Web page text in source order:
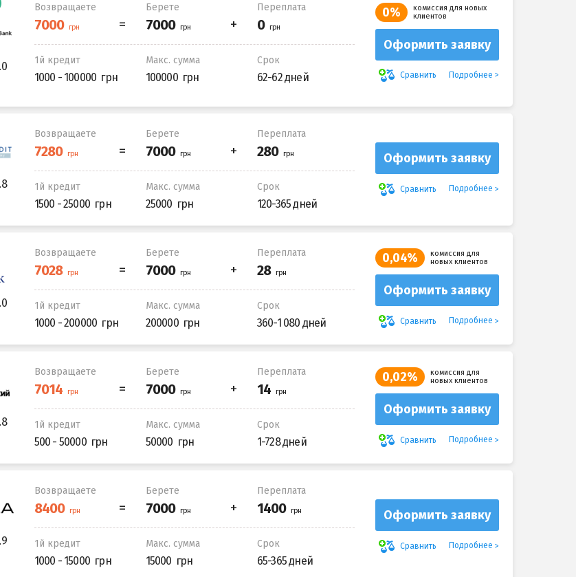
Возвращаете Берете Переплата
1й кредит
1000 - 100000
Макс. сумма
100000
Срок
62-62 дней
0%
комиссия для новых
клиентов
Оформить заявку
Сравнить Подробнее
Возвращаете Берете Переплата
1й кредит
1500 - 25000
Макс. сумма
25000
Срок
120-365 дней
Оформить заявку
Сравнить Подробнее
Возвращаете Берете Переплата
1й кредит
1000 - 200000
Макс. сумма
200000
Срок
360-1 080 дней
0,04%
комиссия для
новых клиентов
Оформить заявку
Сравнить Подробнее
Возвращаете Берете Переплата
1й кредит
500 - 50000
Макс. сумма
50000
Срок
1-728 дней
0,02%
комиссия для
новых клиентов
Оформить заявку
Сравнить Подробнее
Возвращаете Берете Переплата
1й кредит
1000 - 15000
Макс. сумма
15000
Срок
65-365 дней
Оформить заявку
Сравнить Подробнее